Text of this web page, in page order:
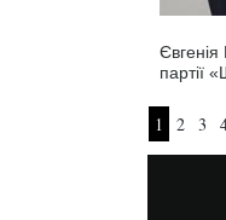
партії
1 2 3